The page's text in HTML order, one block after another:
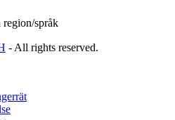
region/språk
- All rights reserved.